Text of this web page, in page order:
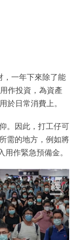
，一年下來除了能
作投資，為資產
於日常消費上。
。因此，打工仔可
需的地方，例如將
作緊急預備金。